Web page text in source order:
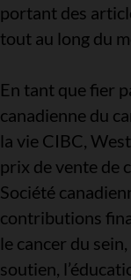
portant des
tout au long du
En tant que fier
canadienne du
la vie CIBC,
prix de vente de
Société
contributions
le cancer du
soutien,